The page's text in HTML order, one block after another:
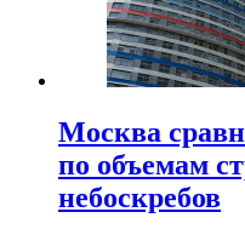
Москва
по объемам
небоскребов